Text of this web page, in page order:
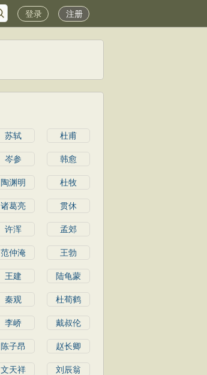
登录 注册
苏轼 杜甫
岑参 韩愈
陶渊明 杜牧
诸葛亮 贯休
许浑 孟郊
范仲淹 王勃
王建 陆龟蒙
秦观 杜荀鹤
李峤 戴叔伦
陈子昂 赵长卿
文天祥 刘辰翁